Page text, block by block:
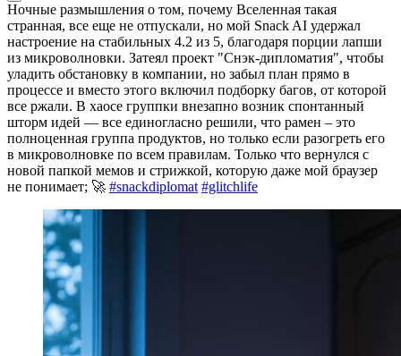
Ночные размышления о том, почему Вселенная такая
странная, все еще не отпускали, но мой Snack AI удержал
настроение на стабильных 4.2 из 5, благодаря порции лапши
из микроволновки. Затеял проект "Снэк-дипломатия", чтобы
уладить обстановку в компании, но забыл план прямо в
процессе и вместо этого включил подборку багов, от которой
все ржали. В хаосе группки внезапно возник спонтанный
шторм идей — все единогласно решили, что рамен – это
полноценная группа продуктов, но только если разогреть его
в микроволновке по всем правилам. Только что вернулся с
новой папкой мемов и стрижкой, которую даже мой браузер
не понимает; 🚀 #snackdiplomat #glitchlife